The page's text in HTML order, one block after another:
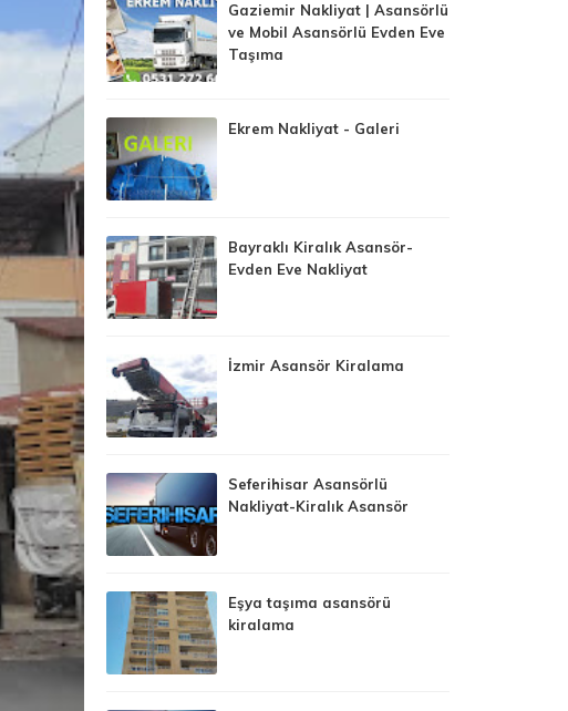
Gaziemir Nakliyat | Asansörlü
ve Mobil Asansörlü Evden Eve
Taşıma
Ekrem Nakliyat - Galeri
Bayraklı Kiralık Asansör-
Evden Eve Nakliyat
İzmir Asansör Kiralama
Seferihisar Asansörlü
Nakliyat-Kiralık Asansör
Eşya taşıma asansörü
kiralama